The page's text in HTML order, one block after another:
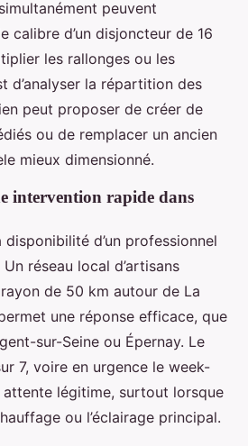
peuvent
calibre d’un disjoncteur de 16
les rallonges ou les
d’analyser la répartition des
peut proposer de créer de
ou de remplacer un ancien
mieux dimensionné.
intervention rapide dans
disponibilité d’un professionnel
réseau local d’artisans
de 50 km autour de La
une réponse efficace, que
sur-Seine ou Épernay. Le
7, voire en urgence le week-
attente légitime, surtout lorsque
ou l’éclairage principal.